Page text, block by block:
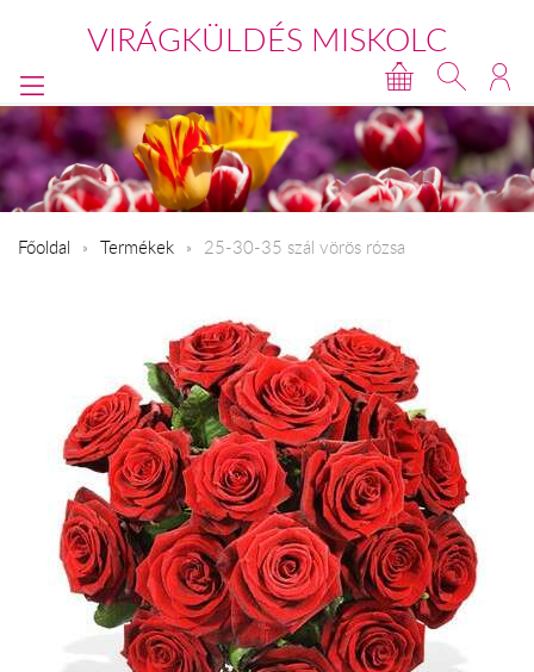
VIRÁGKÜLDÉS MISKOLC
Főoldal Termékek 25-30-35 szál vörös rózsa